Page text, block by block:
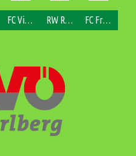
FC Viktorsberg RW Rankweil FC Fraxern